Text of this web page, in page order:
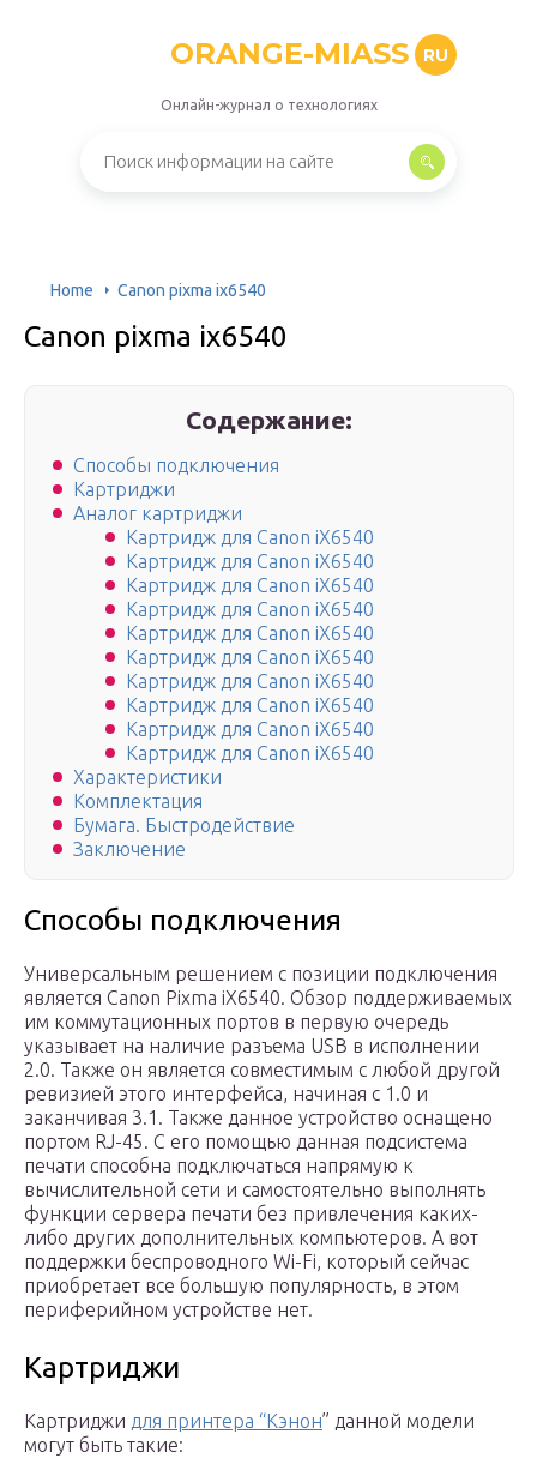
ORANGE-MIASS RU
Онлайн-журнал о технологиях
Home Canon pixma ix6540
Canon pixma ix6540
Содержание:
Способы подключения
Картриджи
Аналог картриджи
Картридж для Canon iX6540
Картридж для Canon iX6540
Картридж для Canon iX6540
Картридж для Canon iX6540
Картридж для Canon iX6540
Картридж для Canon iX6540
Картридж для Canon iX6540
Картридж для Canon iX6540
Картридж для Canon iX6540
Картридж для Canon iX6540
Характеристики
Комплектация
Бумага. Быстродействие
Заключение
Способы подключения
Универсальным решением с позиции подключения
является Canon Pixma iX6540. Обзор поддерживаемых
им коммутационных портов в первую очередь
указывает на наличие разъема USB в исполнении
2.0. Также он является совместимым с любой другой
ревизией этого интерфейса, начиная с 1.0 и
заканчивая 3.1. Также данное устройство оснащено
портом RJ-45. С его помощью данная подсистема
печати способна подключаться напрямую к
вычислительной сети и самостоятельно выполнять
функции сервера печати без привлечения каких-
либо других дополнительных компьютеров. А вот
поддержки беспроводного Wi-Fi, который сейчас
приобретает все большую популярность, в этом
периферийном устройстве нет.
Картриджи
Картриджи для принтера “Кэнон” данной модели
могут быть такие: